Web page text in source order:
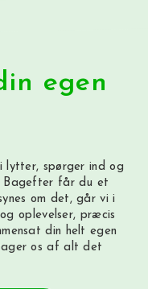
egen
lytter, spørger ind og
Bagefter får du et
om det, går vi i
oplevelser, præcis
din helt egen
os af alt det